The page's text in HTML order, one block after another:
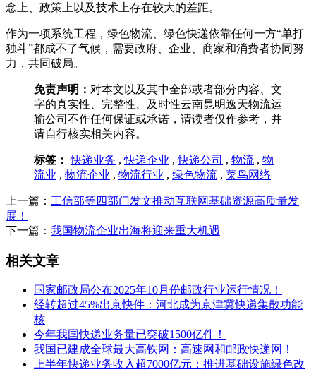
念上、政策上以及技术上存在较大的差距。
作为一项系统工程，绿色物流、绿色快递依靠任何一方“单打
独斗”都成不了气候，需要政府、企业、商家和消费者协同努
力，共同破局。
免责声明： 对本文以及其中全部或者部分内容、文
字的真实性、完整性、及时性云南昆明逸天物流运
输公司不作任何保证或承诺，请读者仅作参考，并
请自行核实相关内容。
标签： 快递业务 ,快递企业 ,快递公司 , 物流 , 物
流业 , 物流企业 , 物流行业 , 绿色物流 , 菜鸟网络
上一篇： 工信部等四部门发文推动互联网基础资源高质量发
展！
下一篇： 我国物流企业出海将迎来重大机遇
相关文章
国家邮政局公布2025年10月份邮政行业运行情况！
经转超过45%出京快件：河北成为京津冀快递集散功能
核
今年我国快递业务量已突破1500亿件！
我国已建成全球最大高铁网：高速网和邮政快递网！
上半年快递业务收入超7000亿元：推进基础设施绿色改